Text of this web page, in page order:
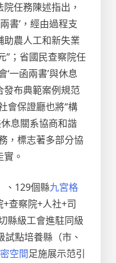
任務陳述指出，
書’，經由過程支
農人工和新失業
”；省國民查察院任
一函兩書’與休息
發布典範案例規范
會保證廳也將“構
休息關系協商和諧
，標志著多部分協
。
、129個縣九宮格
+查察院+人社+司
縣級工會進駐同級
點培養縣（市、
空間足施展示范引